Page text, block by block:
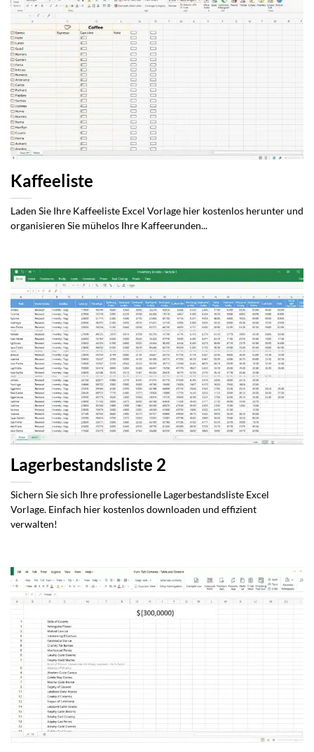
Kaffeeliste
Laden Sie Ihre Kaffeeliste Excel Vorlage hier kostenlos herunter und
organisieren Sie mühelos Ihre Kaffeerunden...
Lagerbestandsliste 2
Sichern Sie sich Ihre professionelle Lagerbestandsliste Excel
Vorlage. Einfach hier kostenlos downloaden und effizient
verwalten!